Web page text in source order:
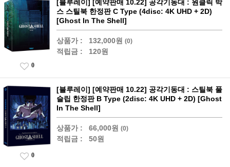
[블루레이] [예약판매 10.22] 공각기동대 : 원클릭 박
스 스틸북 한정판 C Type (4disc: 4K UHD + 2D)
[Ghost In The Shell]
상품가 : 132,000원 (0)
적립금 : 120원
0
[블루레이] [예약판매 10.22] 공각기동대 : 스틸북 풀
슬립 한정판 B Type (2disc: 4K UHD + 2D) [Ghost
In The Shell]
상품가 : 66,000원 (0)
적립금 : 50원
0